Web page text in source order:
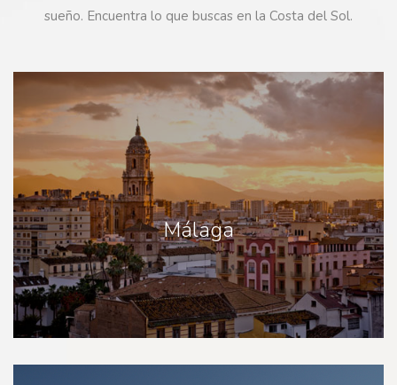
sueño. Encuentra lo que buscas en la Costa del Sol.
Málaga